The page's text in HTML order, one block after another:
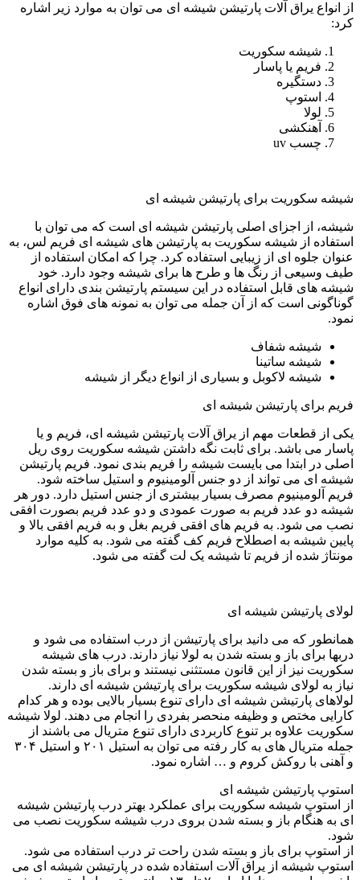
از انواع یراق آلات پارتیشن شیشه ای می توان به موارد زیر اشاره
کرد:
شیشه سکوریت
فریم یا پاسار
دستگیره
استوپ
لولا
آهنکشی
چسب uv
شیشه سکوریت برای پارتیشن شیشه ای
شیشه، از اجزای اصلی پارتیشن شیشه ای است که می توان با
استفاده از شیشه سکوریت به پارتیشن های شیشه ای فریم لس، به
عنوان جلوه ای از زیبایی استفاده کرد. چرا که امکان استفاده از
طیف وسیعی از رنگ ها و طرح ها برای شیشه وجود دارد. خود
شیشه های قابل استفاده در این سیستم پارتیشن بندی دارای انواع
گوناگونی است که از آن جمله می توان به نمونه های فوق اشاره
نمود.
شیشه شفاف
شیشه ساتینا
شیشه لاکوبل و بسیاری از انواع دیگر از شیشه
فریم برای پارتیشن شیشه ای
یکی از قطعات مهم از یراق آلات پارتیشن شیشه ای، فریم و یا
پاسار می باشد. برای ثابت نگه داشتن شیشه سکوریت روی ریل
اصلی در ابتدا می بایست شیشه را فریم بندی نمود. فریم پارتیشن
شیشه ای می تواند از دو جنس آلومینیوم و استیل ساخته شود.
فریم آلومینیوم مصرف بسیار بیشتری از جنس استیل دارد. دور هر
شیشه دو عدد فریم به صورت عمودی و دو عدد فریم بصورت افقی
نصب می شود. به فریم های افقی فریم بغل و به فریم افقی بالا و
پایین شیشه به اصطلاح فریم کف گفته می شود. به کلیه موارد
مونتاژ شده از فریم تا شیشه یک لت گفته می شود.
لولای پارتیشن شیشه ای
همانطور که می دانید برای پارتیشن از درب استفاده می شود و
دربها برای باز و بسته شدن به لولا نیاز دارند. درب های شیشه
سکوریت نیز از این قانون مستثنی نیستند و برای باز و بسته شدن
نیاز به لولای شیشه سکوریت برای پارتیشن شیشه ای دارند.
لولاهای پارتیشن شیشه ای دارای تنوع بسیار بالایی بوده و هر کدام
کارایی مختص و وظیفه منحصر بفردی را انجام می دهند. لولا شیشه
سکوریت علاوه بر تنوع کاربردی دارای تنوع متریال می باشند از
جمله متریال های به کار رفته می توان به استیل ۲۰۱ و استیل ۳۰۴
و آهنی با روکش کروم و … اشاره نمود.
استوپ پارتیشن شیشه ای
از استوپ شیشه سکوریت برای عملکرد بهتر درب پارتیشن شیشه
ای به هنگام باز و بسته شدن بروی درب شیشه سکوریت نصب می
شود.
از استوپ برای باز و بسته شدن راحت تر درب استفاده می شود.
استوپ شیشه از یراق آلات استفاده شده در پارتیشن شیشه ای می